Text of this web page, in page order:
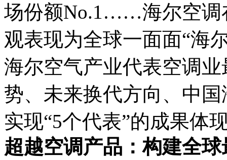
场份额No.1……海尔空调
观表现为全球一面面“海
海尔空气产业代表空调
势、未来换代方向、中
实现“5个代表”的成果体
超越空调产品：构建全